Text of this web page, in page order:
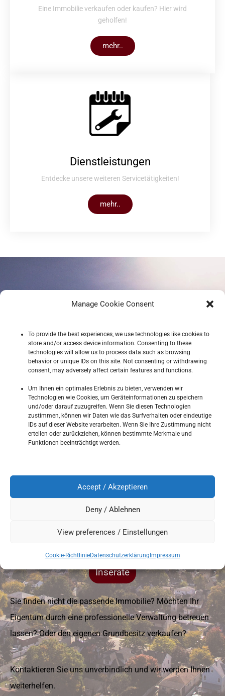
Manage Cookie Consent
To provide the best experiences, we use technologies like cookies to
store and/or access device information. Consenting to these
technologies will allow us to process data such as browsing
behavior or unique IDs on this site. Not consenting or withdrawing
consent, may adversely affect certain features and functions.
Um Ihnen ein optimales Erlebnis zu bieten, verwenden wir
Technologien wie Cookies, um Geräteinformationen zu speichern
und/oder darauf zuzugreifen. Wenn Sie diesen Technologien
zustimmen, können wir Daten wie das Surfverhalten oder eindeutige
IDs auf dieser Website verarbeiten. Wenn Sie Ihre Zustimmung nicht
erteilen oder zurückziehen, können bestimmte Merkmale und
Funktionen beeinträchtigt werden.
Accept / Akzeptieren
Deny / Ablehnen
View preferences / Einstellungen
Cookie-RichtlinieDatenschutzerklärung Impressum
Eine Immobilie verkaufen oder kaufen? Hier wird
geholfen!
mehr..
Dienstleistungen
Entdecke unsere weiteren Servicetätigkeiten!
mehr..
AUF DER SUCHE NACH..
IMMOBILIEN?
Aufgrund unserer Verwaltertätigkeit für eine Vielzahl von
Eigentümer und Wohnungseigentümergemeinschaften,
haben wir mithilfe unseres Netzwerks aus zufriedenen
Kunden, örtlichen Immobilien- und Maklerbüros mit
Sicherheit die passende Immobilie für Sie.
Dabei ist es vollkommen egal, ob Sie auf der Suche nach
einer Wohnung zur Miete, einem Haus zum Kauf oder
nach den passenden Räumlichenkeiten für Ihr Gewerbe
Inserate
Sie finden nicht die passende Immobilie? Möchten Ihr
Eigentum durch eine professionelle Verwaltung betreuen
lassen? Oder den eigenen Grundbesitz verkaufen?
Kontaktieren Sie uns unverbindlich und wir werden Ihnen
weiterhelfen.